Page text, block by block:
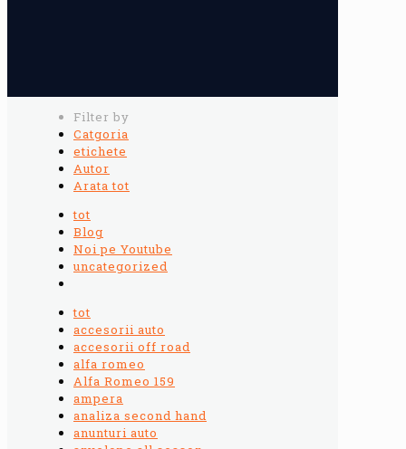
Filter by
Catgoria
etichete
Autor
Arata tot
tot
Blog
Noi pe Youtube
uncategorized
tot
accesorii auto
accesorii off road
alfa romeo
Alfa Romeo 159
ampera
analiza second hand
anunturi auto